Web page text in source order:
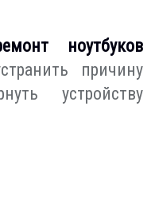
ноутбуков
причину
устройству